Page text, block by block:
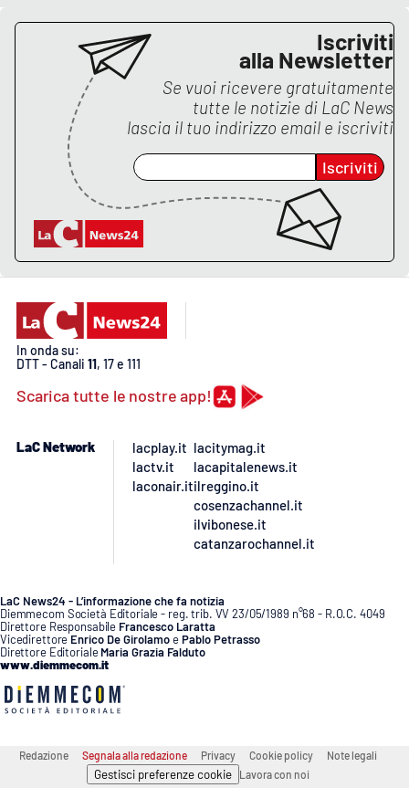
Buona Sanità Calabria
CALABRIAVISIONE
Destinazioni
Eventi
Food
LAC
NETWORK
Lacapitalenews.it
Ilreggino.it
Cosenzachannel.it
Ilvibonese.it
Catanzarochannel.it
Iscriviti
alla Newsletter
Se vuoi ricevere gratuitamente
tutte le notizie di LaC News
lascia il tuo indirizzo email e iscriviti
Iscriviti
In onda su:
DTT - Canali 11, 17 e 111
Scarica tutte le nostre app!
LaC Network
lacplay.it
lactv.it
laconair.it
lacitymag.it
lacapitalenews.it
ilreggino.it
cosenzachannel.it
ilvibonese.it
catanzarochannel.it
LaC News24 - L’informazione che fa notizia
Diemmecom Società Editoriale - reg. trib. VV 23/05/1989 n°68 - R.O.C. 4049
Direttore Responsabile Francesco Laratta
Vicedirettore Enrico De GirolamoePablo Petrasso
Direttore Editoriale Maria Grazia Falduto
www.diemmecom.it
Redazione Segnala alla redazione Privacy Cookie policy Note legali
Gestisci preferenze cookie Lavora con noi